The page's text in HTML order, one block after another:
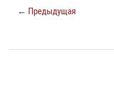
← Предыдущая